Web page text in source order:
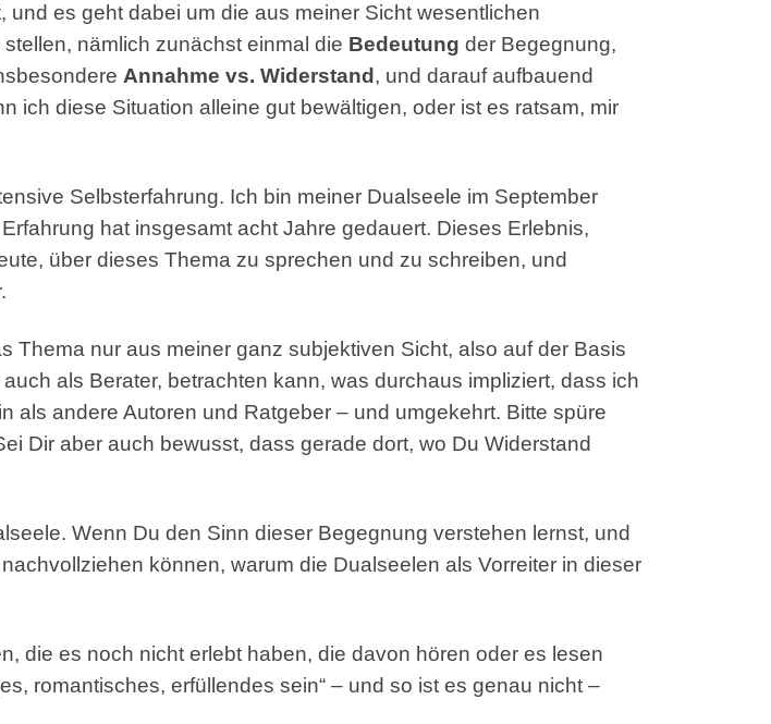
und es geht dabei um die aus meiner Sicht wesentlichen
nämlich zunächst einmal die Bedeutung der Begegnung,
Annahme vs. Widerstand , und darauf aufbauend
ich diese Situation alleine gut bewältigen, oder ist es ratsam, mir
Selbsterfahrung. Ich bin meiner Dualseele im September
hat insgesamt acht Jahre gedauert. Dieses Erlebnis,
über dieses Thema zu sprechen und zu schreiben, und
nur aus meiner ganz subjektiven Sicht, also auf der Basis
als Berater, betrachten kann, was durchaus impliziert, dass ich
als andere Autoren und Ratgeber – und umgekehrt. Bitte spüre
Dir aber auch bewusst, dass gerade dort, wo Du Widerstand
Wenn Du den Sinn dieser Begegnung verstehen lernst, und
können, warum die Dualseelen als Vorreiter in dieser
die es noch nicht erlebt haben, die davon hören oder es lesen
romantisches, erfüllendes sein“ – und so ist es genau nicht –